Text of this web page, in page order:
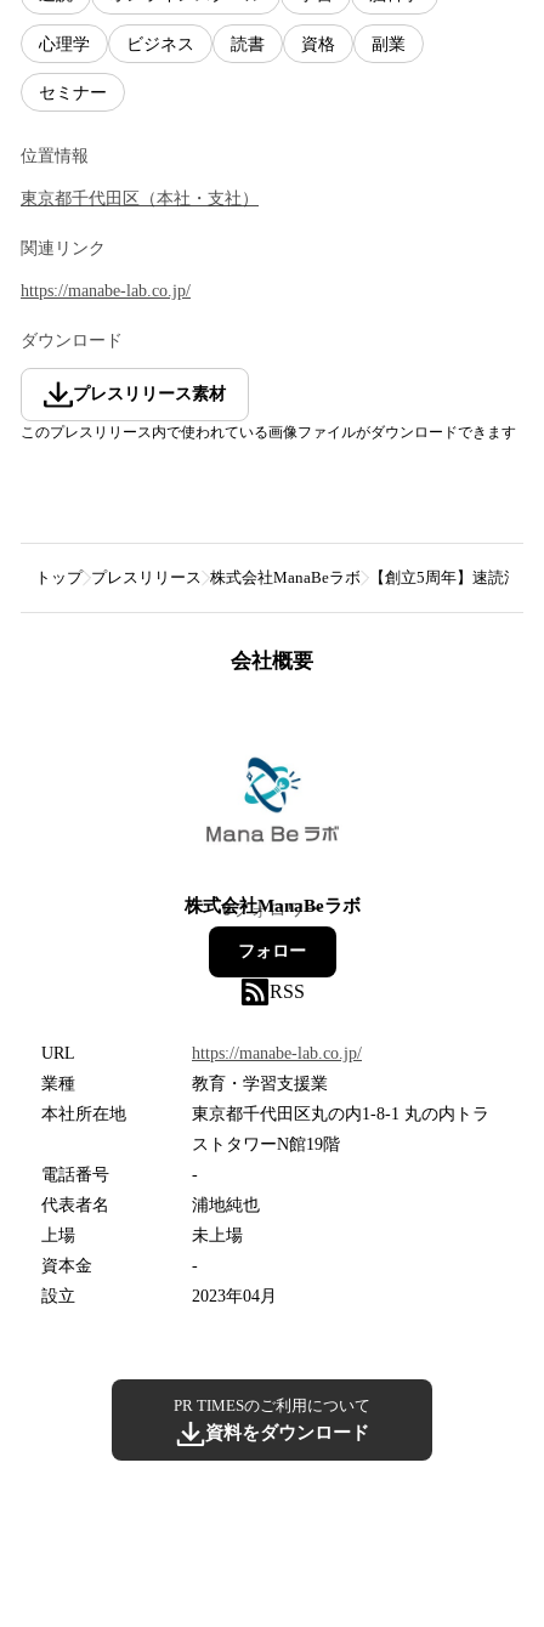
心理学 ビジネス 読書 資格 副業
セミナー
位置情報
東京都千代田区 （本社・支社 ）
関連リンク
https://manabe-lab.co.jp/
ダウンロード
プレスリリース素材
このプレスリリース内で使われている画像ファイルがダウンロードできます
トップ プレスリリース 株式会社ManaBeラボ 【創立5周年】速読法
会社概要
株式会社ManaBeラボ
0フォロワー
フォロー
RSS
URL
https://manabe-lab.co.jp/
業種
教育・学習支援業
本社所在地
東京都千代田区丸の内1-8-1 丸の内トラ
ストタワーN館19階
電話番号
-
代表者名
浦地純也
上場
未上場
資本金
-
設立
2023年04月
PR TIMESのご利用について
資料をダウンロード